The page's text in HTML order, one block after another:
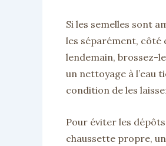
Si les semelles sont
les séparément, côté
lendemain, brossez-
un nettoyage à l’eau
condition de les
Pour éviter les
chaussette propre,